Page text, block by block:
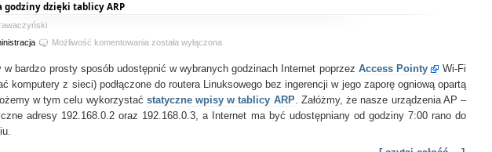
godziny dzięki tablicy ARP
Możliwość komentowania Access
na
godziny
dzięki
tablicy
ARP
została wyłączona
w bardzo prosty sposób udostępnić w wybranych godzinach Internet poprzez Access Pointy
Wi-Fi
komputery z sieci) podłączone do routera Linuksowego bez ingerencji w jego zaporę ogniową opartą
w tym celu wykorzystać statyczne wpisy w tablicy ARP. Załóżmy, że nasze urządzenia AP –
adresy 192.168.0.2 oraz 192.168.0.3, a Internet ma być udostępniany od godziny 7:00 rano do